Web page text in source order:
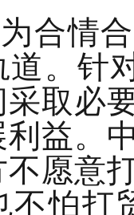
合情
。针
取必
益。
愿意
不怕打